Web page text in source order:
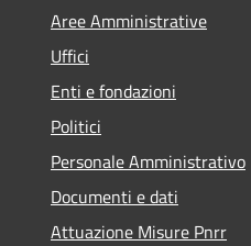
Aree Amministrative
Uffici
Enti e fondazioni
Politici
Personale Amministrativo
Documenti e dati
Attuazione Misure Pnrr